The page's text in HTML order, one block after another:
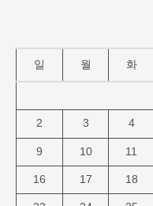
일 월 화
2 3 4
9 10 11
16 17 18